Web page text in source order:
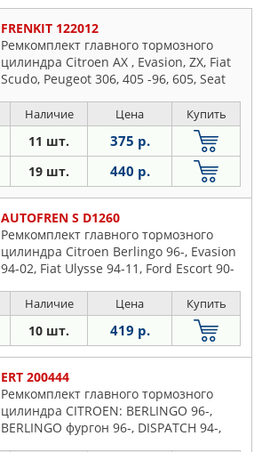
FRENKIT 122012
Ремкомплект главного тормозного
цилиндра Citroen AX , Evasion, ZX, Fiat
Scudo, Peugeot 306, 405 -96, 605, Seat
Caddy 95-, Transporter 90-, Vento 94-
Bendix (diam. 22.2)
Наличие Цена Купить
11 шт. 375 р.
19 шт. 440 р.
AUTOFREN S D1260
Ремкомплект главного тормозного
цилиндра Citroen Berlingo 96-, Evasion
94-02, Fiat Ulysse 94-11, Ford Escort 90-
Peugeot 306, 405, 406, 806, Partner 96-,
Renault laguna 95-, Safrane 92-00
Наличие Цена Купить
10 шт. 419 р.
ERT 200444
Ремкомплект главного тормозного
цилиндра CITROEN: BERLINGO 96-,
BERLINGO фургон 96-, DISPATCH 94-,